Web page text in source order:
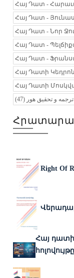
Հայ Դատ -
Հայ Դատ -
Հայ Դատ - Նոր
Հայ Դատ -
Հայ Դատ -
Հայ Դատի
Հայ Դատի
و تحقیق هور (47)
Right Of
Հայ
հոլովույթը